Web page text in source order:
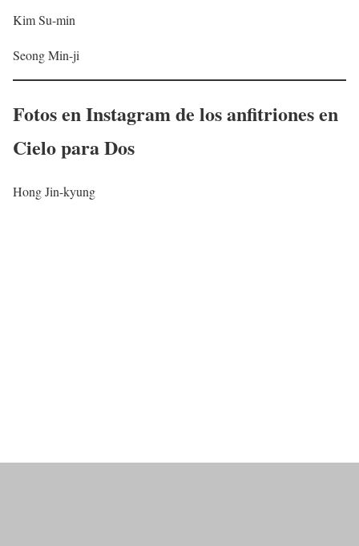
Kim Su-min
Seong Min-ji
Fotos en Instagram de los anfitriones en
Cielo para Dos
Hong Jin-kyung